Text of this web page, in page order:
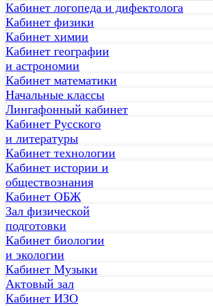
Кабинет логопеда и дифектолога
Кабинет физики
Кабинет химии
Кабинет географии
и астрономии
Кабинет математики
Начальные классы
Лингафонный кабинет
Кабинет Русского
и литературы
Кабинет технологии
Кабинет истории и
обществознания
Кабинет ОБЖ
Зал физической
подготовки
Кабинет биологии
и экологии
Кабинет Музыки
Актовый зал
Кабинет ИЗО